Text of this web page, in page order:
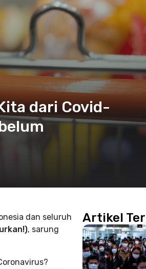
dari Covid-
dan seluruh
, sarung
Artikel